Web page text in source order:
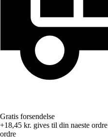
Gratis forsendelse
+18,45 kr. gives til din naeste ordre
ordre